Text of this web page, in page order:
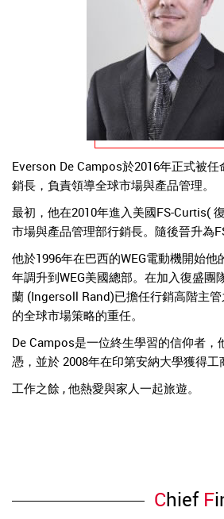
Everson De Campos於2016年正式被
銷長，負責領導全球市場與產品管理。
最初，他在2010年進入美國FS-Curtis(
市場與產品管理部行銷長。隨後晉升為
他於1996年在巴西的WEG電動機開始他
年調升到WEG美國總部。在加入復盛團
蘭 (Ingersoll Rand)已擔任行銷高階主
的全球市場策略的重任。
De Campos是一位終生學習的信仰者，
憑，並於 2008年在印第安納大學獲得工
工作之餘 , 他熱愛與家人一起旅遊。
Chief F